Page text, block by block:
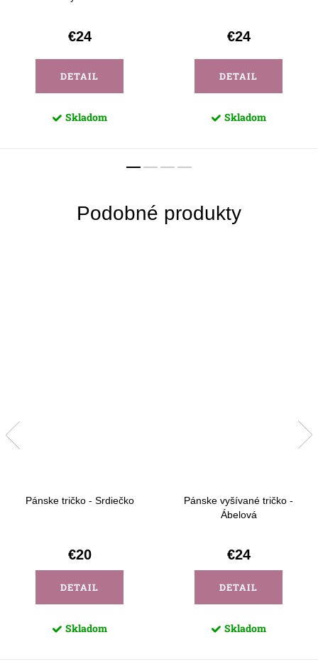
€24
DETAIL
Skladom
€24
DETAIL
Skladom
Pánske tričko - Srdiečko
€20
DETAIL
Skladom
Pánske vyšívané tričko -
Ábelová
€24
DETAIL
Skladom